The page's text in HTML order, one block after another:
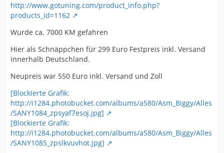
http://www.gotuning.com/product_info.php?
products_id=1162
Wurde ca. 7000 KM gefahren
Hier als Schnäppchen für 299 Euro Festpreis inkl. Versand
innerhalb Deutschland.
Neupreis war 550 Euro inkl. Versand und Zoll
[Blockierte Grafik:
http://i1284.photobucket.com/albums/a580/Asm_Biggy/Alles
/SANY1084_zpsyaf7esoj.jpg]
[Blockierte Grafik:
http://i1284.photobucket.com/albums/a580/Asm_Biggy/Alles
/SANY1085_zpslkvuvhot.jpg]